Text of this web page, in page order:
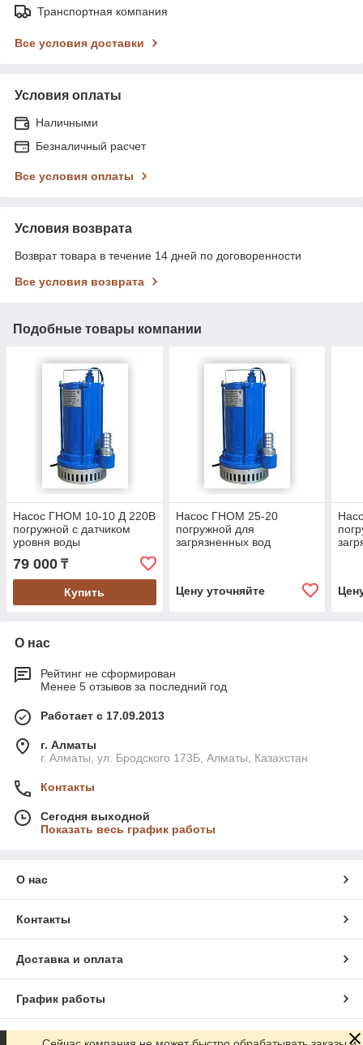
Транспортная компания
Все условия доставки
Условия оплаты
Наличными
Безналичный расчет
Все условия оплаты
Условия возврата
Возврат товара в течение 14 дней по договоренности
Все условия возврата
Подобные товары компании
Насос ГНОМ 10-10 Д 220В
погружной с датчиком
уровня воды
79 000 ₸
Купить
Насос ГНОМ 25-20
погружной для
загрязненных вод
Цену уточняйте
О нас
Рейтинг не сформирован
Менее 5 отзывов за последний год
Работает с 17.09.2013
г. Алматы
г. Алматы, ул. Бродского 173Б, Алматы, Казахстан
Контакты
Сегодня выходной
Показать весь график работы
О нас
Контакты
Доставка и оплата
График работы
Полная версия сайта